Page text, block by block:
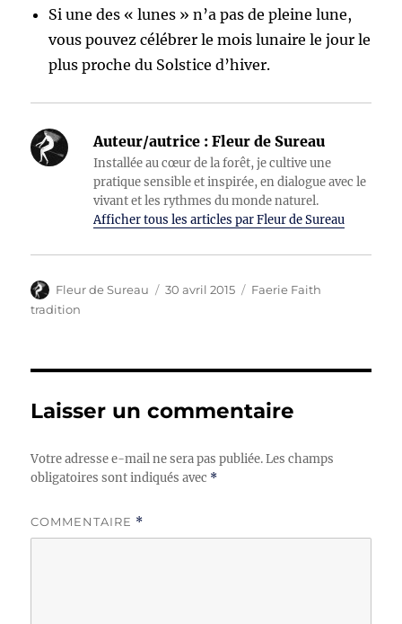
Si une des « lunes » n’a pas de pleine lune,
vous pouvez célébrer le mois lunaire le jour le
plus proche du Solstice d’hiver.
Auteur/autrice : Fleur de Sureau
Installée au cœur de la forêt, je cultive une
pratique sensible et inspirée, en dialogue avec le
vivant et les rythmes du monde naturel.
Afficher tous les articles par Fleur de Sureau
Auteur
Fleur de Sureau
Publié
30 avril 2015 Catégories
Faerie Faith
tradition
Laisser un commentaire
Votre adresse e-mail ne sera pas publiée. Les champs
obligatoires sont indiqués avec *
COMMENTAIRE *